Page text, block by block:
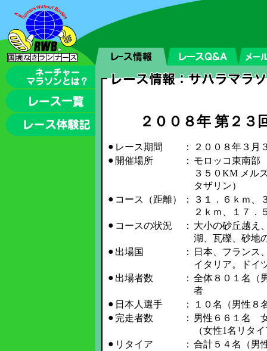
２００８年 第２３
● レース期間 ：
２００８年３月
● 開催場所 ： モロッコ東南部
３５０KM メル
タザリン）
● コース（距離） ：
３１．６ｋｍ、
２ｋｍ、１７
● コースの状況 ： 大小の砂丘越え
湖、瓦礫、砂地
● 出場国 ：
日本、フランス
イタリア。ドイ
● 出場者数 ： 全体８０１名（
者
● 日本人選手 ：
１０名（男性８
● 完走者数 ： 男性６６１名
（女性1名リタ
● リタイア ： 合計５４名（男